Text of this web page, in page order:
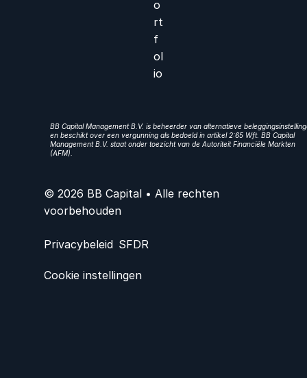
o
rt
f
ol
io
BB Capital Management B.V. is beheerder van alternatieve
en beschikt over een vergunning als bedoeld in artikel 2:65 Wft. BB Capital
Management B.V. staat onder toezicht van de Autoriteit Financiële Markten
(AFM).
© 2026 BB Capital • Alle rechten
voorbehouden
Privacybeleid SFDR
Cookie instellingen